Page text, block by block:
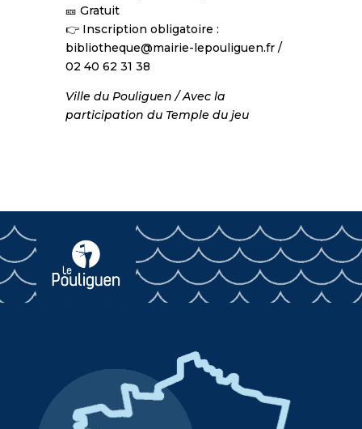
🎫 Gratuit
👉 Inscription obligatoire :
bibliotheque@mairie-lepouliguen.fr /
02 40 62 31 38
Ville du Pouliguen / Avec la
participation du Temple du jeu